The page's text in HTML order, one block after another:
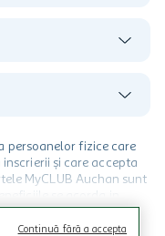
persoanelor fizice care
și care accepta
MyCLUB Auchan sunt
in perioada promotiei.
magazinele Auchan
Continuă fără a accepta